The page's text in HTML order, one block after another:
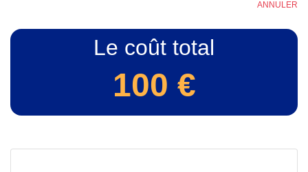
ANNULER
Le coût total
100 €